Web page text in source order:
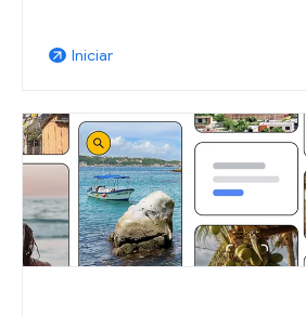
arrow_outward Iniciar